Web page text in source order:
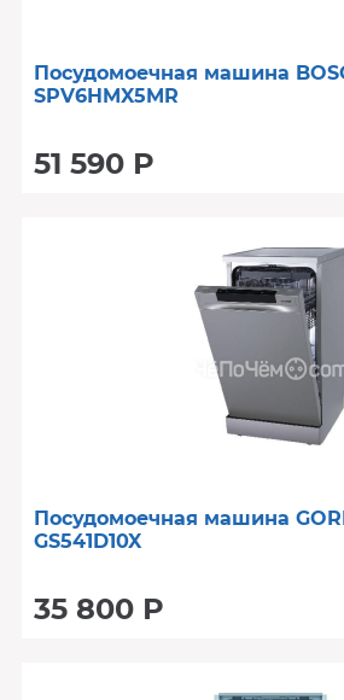
Посудомоечная машина
SPV6HMX5MR
51 590 Р
Посудомоечная машина
GS541D10X
35 800 Р